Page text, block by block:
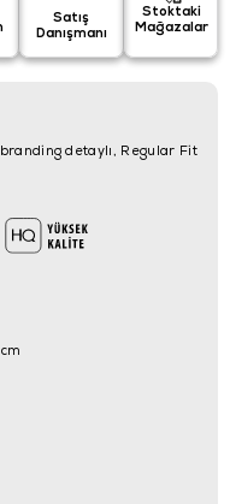
Satış
Danışmanı
Stoktaki
Mağazalar
detaylı, Regular Fit